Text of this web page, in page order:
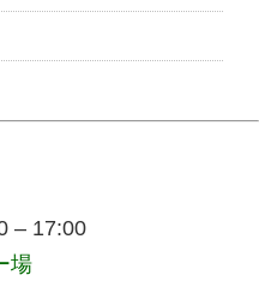
– 17:00
場